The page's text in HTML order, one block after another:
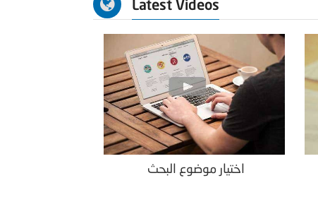
Latest Videos
اختيار موضوع البحث